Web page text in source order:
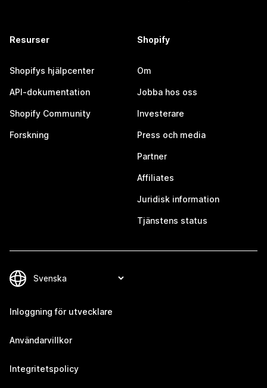
Resurser
Shopifys hjälpcenter
API-dokumentation
Shopify Community
Forskning
Shopify
Om
Jobba hos oss
Investerare
Press och media
Partner
Affiliates
Juridisk information
Tjänstens status
Inloggning för utvecklare
Användarvillkor
Integritetspolicy